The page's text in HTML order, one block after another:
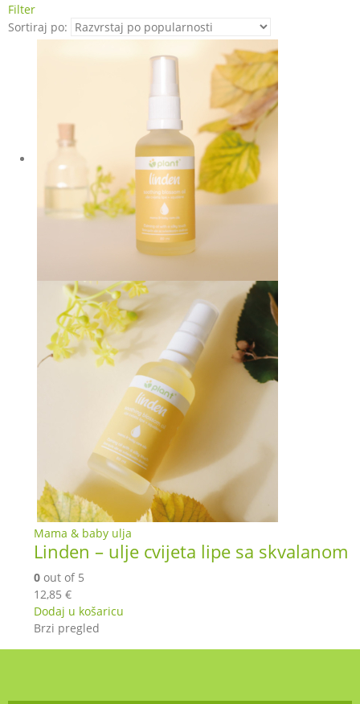
Filter
Sortiraj po:
Mama & baby ulja
Linden – ulje cvijeta lipe sa skvalanom
0 out of 5
12,85 €
Dodaj u košaricu
Brzi pregled